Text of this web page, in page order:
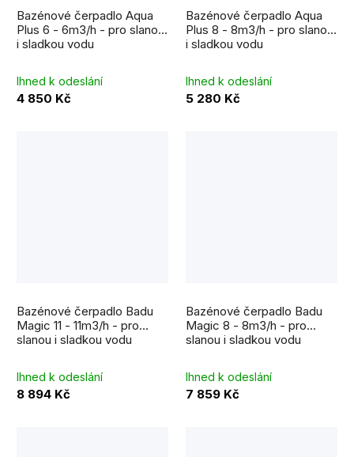
Bazénové čerpadlo Aqua
Plus 6 - 6m3/h - pro slanou
i sladkou vodu
hodnocení
produktu
je
5,0
z
Ihned k odeslání
4 850 Kč
Bazénové čerpadlo Aqua
Plus 8 - 8m3/h - pro slanou
i sladkou vodu
Ihned k odeslání
5 280 Kč
Bazénové čerpadlo Badu
Magic 11 - 11m3/h - pro
slanou i sladkou vodu
Ihned k odeslání
8 894 Kč
Bazénové čerpadlo Badu
Magic 8 - 8m3/h - pro
slanou i sladkou vodu
Ihned k odeslání
7 859 Kč